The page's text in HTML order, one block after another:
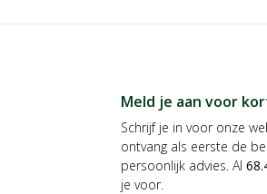
Meld je aan voor
Schrijf je in voor onze
ontvang als eerste de
persoonlijk advies. Al
je voor.